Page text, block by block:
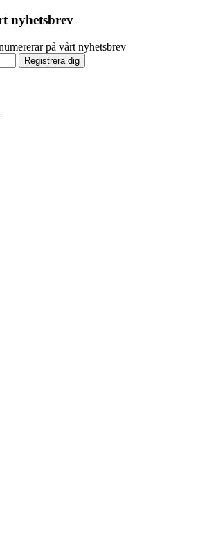
nyhetsbrev
på vårt nyhetsbrev
Registrera dig